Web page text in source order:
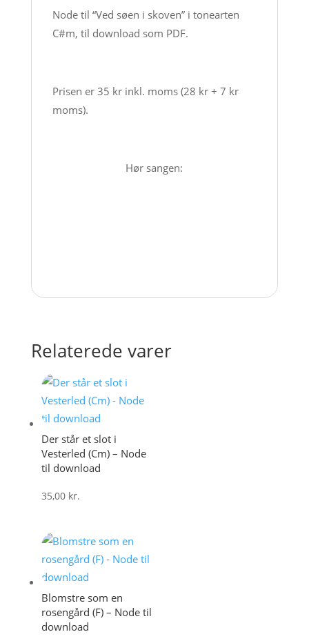
antal
Node til “Ved søen i skoven” i tonearten
C#m, til download som PDF.
Prisen er 35 kr inkl. moms (28 kr + 7 kr
moms).
Hør sangen:
Relaterede varer
Der står et slot i
Vesterled (Cm) – Node
til download
35,00 kr.
Blomstre som en
rosengård (F) – Node til
download